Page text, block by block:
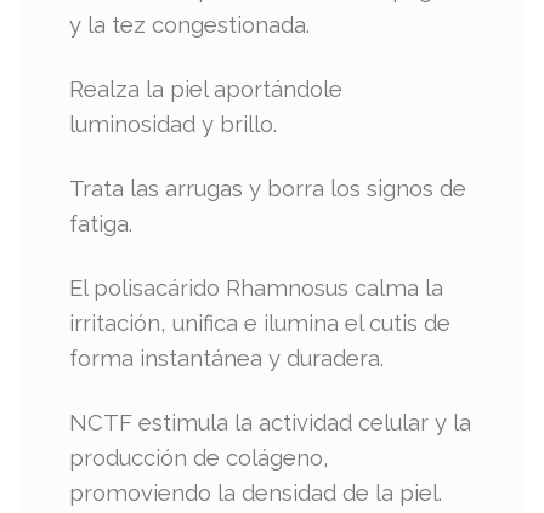
y la tez congestionada.
Realza la piel aportándole
luminosidad y brillo.
Trata las arrugas y borra los signos de
fatiga.
El polisacárido Rhamnosus calma la
irritación, unifica e ilumina el cutis de
forma instantánea y duradera.
NCTF estimula la actividad celular y la
producción de colágeno,
promoviendo la densidad de la piel.